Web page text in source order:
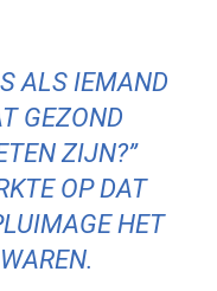
ALS IEMAND
GEZOND
ZIJN?”
OP DAT
HET